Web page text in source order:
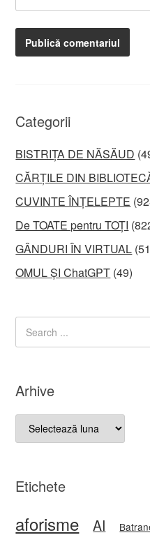
Categorii
BISTRIȚA DE NĂSĂUD
CĂRȚILE DIN
CUVINTE ÎNȚELEPTE
De TOATE pentru TOȚI
GÂNDURI ÎN VIRTUAL
OMUL ȘI ChatGPT (49)
Arhive
Arhive
Etichete
aforisme AI